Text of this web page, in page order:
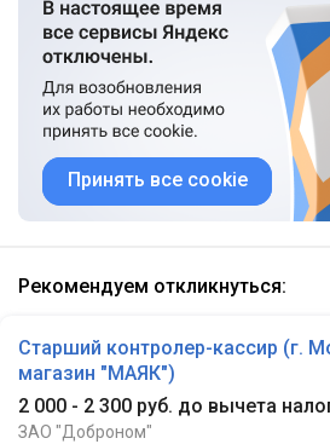
Принять все cookie
Рекомендуем откликнуться:
Старший контролер-кассир (г.
магазин "МАЯК")
2 000 - 2 300 руб. до вычета
ЗАО "Доброном"